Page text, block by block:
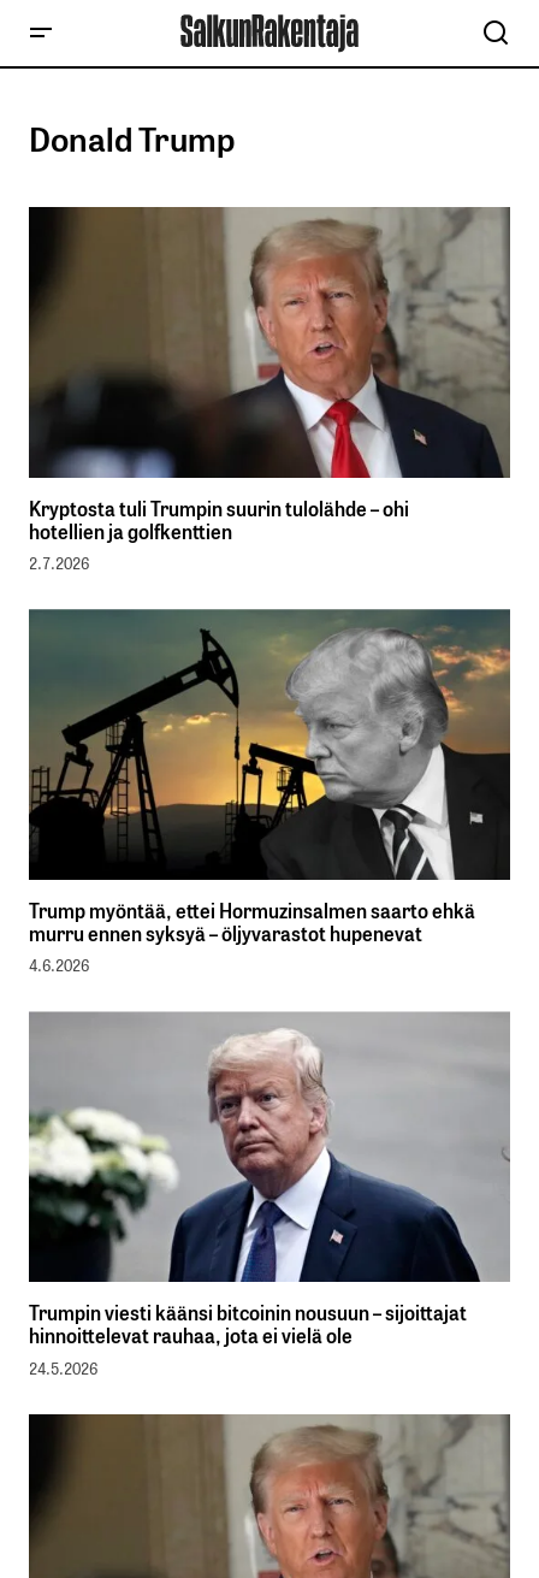
Donald Trump
Kryptosta tuli Trumpin suurin tulolähde – ohi
hotellien ja golfkenttien
2.7.2026
Trump myöntää, ettei Hormuzinsalmen saarto ehkä
murru ennen syksyä – öljyvarastot hupenevat
4.6.2026
Trumpin viesti käänsi bitcoinin nousuun – sijoittajat
hinnoittelevat rauhaa, jota ei vielä ole
24.5.2026